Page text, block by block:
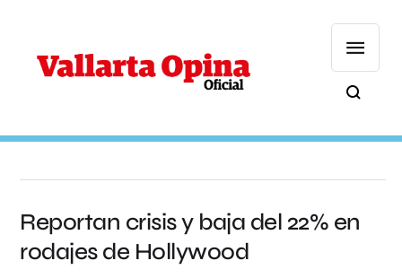
Reportan crisis y baja del 22% en
rodajes de Hollywood